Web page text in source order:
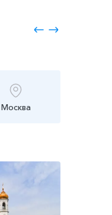
Москва